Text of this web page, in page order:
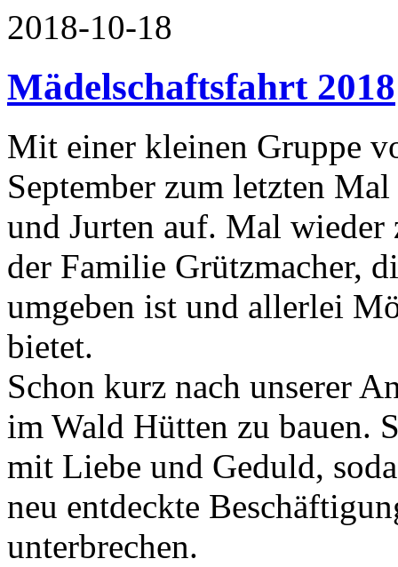
2018-10-18
Mädelschaftsfahrt 2018
Mit einer kleinen Gruppe
September zum letzten
und Jurten auf. Mal wieder
der Familie Grützmacher,
umgeben ist und allerlei
bietet.
Schon kurz nach unserer
im Wald Hütten zu bauen.
mit Liebe und Geduld,
neu entdeckte
unterbrechen.